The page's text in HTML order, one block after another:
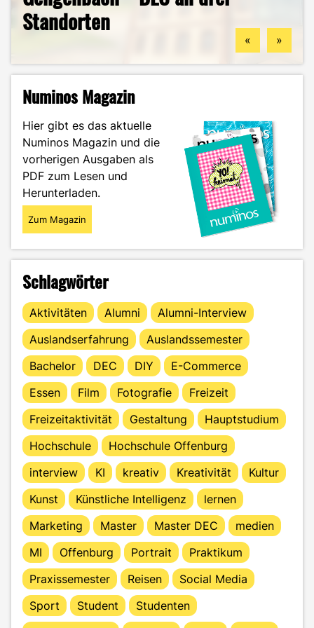
Standorten
könntest
Guide durch das Wintersemester
Zukunftspläne: Aylin im Portrait
« »
Numinos Magazin
Hier gibt es das aktuelle
Numinos Magazin und die
vorherigen Ausgaben als
PDF zum Lesen und
Herunterladen.
Zum Magazin
Schlagwörter
Aktivitäten Alumni
Alumni-Interview
Auslandserfahrung
Auslandssemester
Bachelor
DEC DIY
E-Commerce
Essen
Film Fotografie
Freizeit
Freizeitaktivität
Gestaltung
Hauptstudium
Hochschule
Hochschule Offenburg
interview
KI kreativ Kreativität
Kultur
Kunst
Künstliche Intelligenz
lernen
Marketing
Master Master DEC
medien
MI
Offenburg Portrait
Praktikum
Praxissemester
Reisen
Social Media
Sport
Student
Studenten